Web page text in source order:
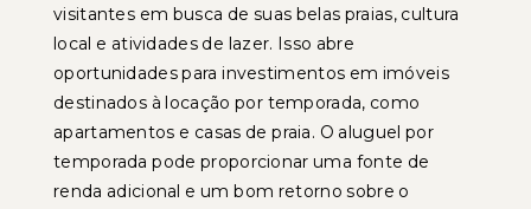
visitantes em busca de suas belas praias, cultura
local e atividades de lazer. Isso abre
oportunidades para investimentos em imóveis
destinados à locação por temporada, como
apartamentos e casas de praia. O aluguel por
temporada pode proporcionar uma fonte de
renda adicional e um bom retorno sobre o